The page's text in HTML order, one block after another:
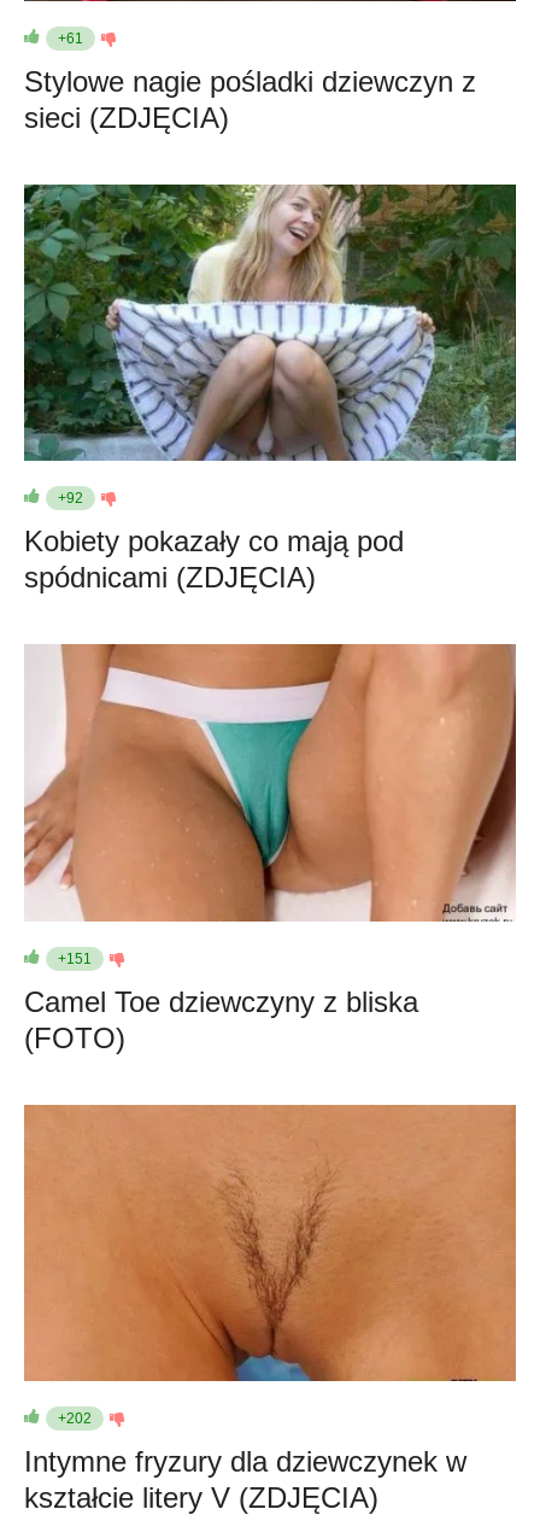
+61
Stylowe nagie pośladki dziewczyn z
sieci (ZDJĘCIA)
+92
Kobiety pokazały co mają pod
spódnicami (ZDJĘCIA)
+151
Camel Toe dziewczyny z bliska
(FOTO)
+202
Intymne fryzury dla dziewczynek w
kształcie litery V (ZDJĘCIA)